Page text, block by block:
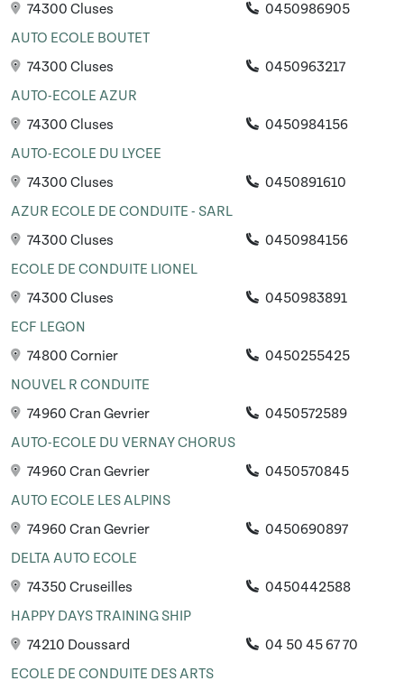
74300 Cluses
0450986905
AUTO ECOLE BOUTET
74300 Cluses
0450963217
AUTO-ECOLE AZUR
74300 Cluses
0450984156
AUTO-ECOLE DU LYCEE
74300 Cluses
0450891610
AZUR ECOLE DE CONDUITE - SARL
74300 Cluses
0450984156
ECOLE DE CONDUITE LIONEL
74300 Cluses
0450983891
ECF LEGON
74800 Cornier
0450255425
NOUVEL R CONDUITE
74960 Cran Gevrier
0450572589
AUTO-ECOLE DU VERNAY CHORUS
74960 Cran Gevrier
0450570845
AUTO ECOLE LES ALPINS
74960 Cran Gevrier
0450690897
DELTA AUTO ECOLE
74350 Cruseilles
0450442588
HAPPY DAYS TRAINING SHIP
74210 Doussard
04 50 45 67 70
ECOLE DE CONDUITE DES ARTS